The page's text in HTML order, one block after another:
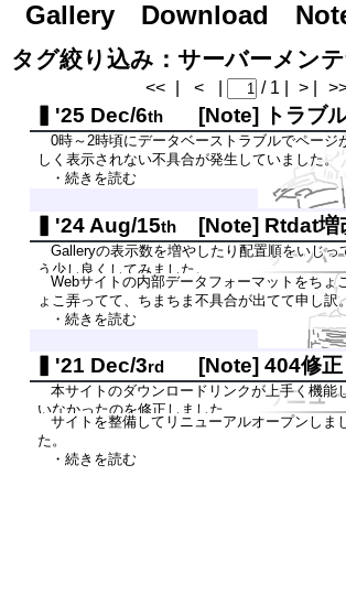
Road to Day After
Gallery Download
タグ絞り込み：サーバーメン
<< < / 1 | > |
'25 Dec/6th [Note] トラブ
0時～2時頃にデータベーストラブルでページ
しく表示されない不具合が発生していました。
・続きを読む
'24 Aug/15th [Note] Rtdat増
Galleryの表示数を増やしたり配置順をいじっ
う少し良くしてみました。
・続きを読む
'23 Jul/30th [Note] サーバ
Webサイトの内部データフォーマットをちょ
ょこ弄ってて、ちまちま不具合が出てて申し訳
・続きを読む
'21 Dec/3rd [Note] 404修正
本サイトのダウンロードリンクが上手く機能
いなかったのを修正しました
・続きを読む
'21 Aug/21st [Note] リニュ
サイトを整備してリニューアルオープンしま
た。
・続きを読む